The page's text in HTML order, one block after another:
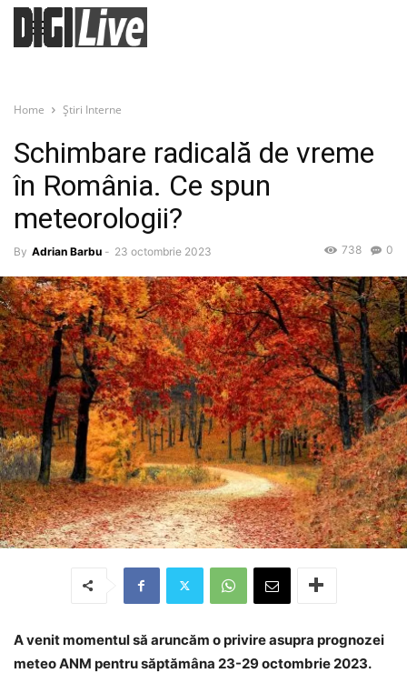
Home Știri Interne
Schimbare radicală de vreme
în România. Ce spun
meteorologii?
By Adrian Barbu - 23 octombrie 2023 0
738
A venit momentul să aruncăm o privire asupra prognozei
meteo ANM pentru săptămâna 23-29 octombrie 2023.